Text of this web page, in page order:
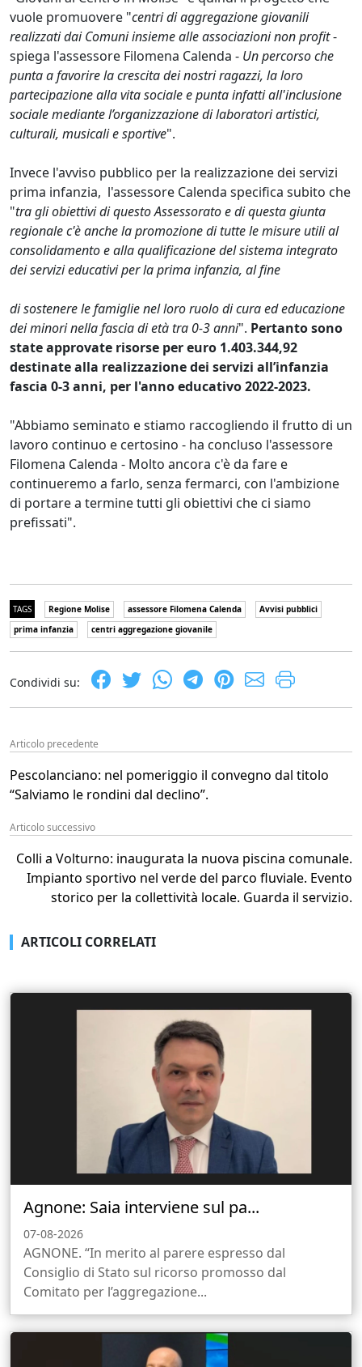
vuole promuovere "centri di aggregazione giovanili
realizzati dai Comuni insieme alle associazioni non profit-
spiega l'assessore Filomena Calenda - Un percorso che
punta a favorire la crescita dei nostri ragazzi, la loro
partecipazione alla vita sociale e punta infatti all'inclusione
sociale mediante l’organizzazione di laboratori artistici,
culturali, musicali e sportive".
Invece l'avviso pubblico per la realizzazione dei servizi
prima infanzia, l'assessore Calenda specifica subito che
"tra gli obiettivi di questo Assessorato e di questa giunta
regionale c'è anche la promozione di tutte le misure utili al
consolidamento e alla qualificazione del sistema integrato
dei servizi educativi per la prima infanzia, al fine
di sostenere le famiglie nel loro ruolo di cura ed educazione
dei minori nella fascia di età tra 0-3 anni". Pertanto sono
state approvate risorse per euro 1.403.344,92
destinate alla realizzazione dei servizi all’infanzia
fascia 0-3 anni, per l'anno educativo 2022-2023.
"Abbiamo seminato e stiamo raccogliendo il frutto di un
lavoro continuo e certosino - ha concluso l'assessore
Filomena Calenda - Molto ancora c'è da fare e
continueremo a farlo, senza fermarci, con l'ambizione
di portare a termine tutti gli obiettivi che ci siamo
prefissati".
TAGS Regione Molise assessore Filomena Calenda
Avvisi pubblici
prima infanzia
centri aggregazione giovanile
Condividi su:
Articolo precedente
Pescolanciano: nel pomeriggio il convegno dal titolo
“Salviamo le rondini dal declino”.
Articolo successivo
Colli a Volturno: inaugurata la nuova piscina comunale.
Impianto sportivo nel verde del parco fluviale. Evento
storico per la collettività locale. Guarda il servizio.
ARTICOLI CORRELATI
Agnone: Saia interviene sul pa...
07-08-2026
AGNONE. “In merito al parere espresso dal
Consiglio di Stato sul ricorso promosso dal
Comitato per l’aggregazione...